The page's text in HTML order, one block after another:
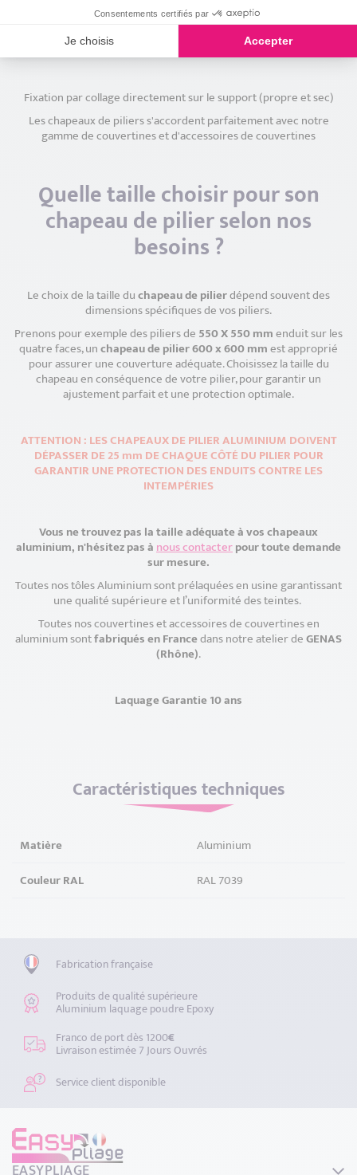
Les chapeaux de pilier Aluminium Easypliage sont disponibles en
1,5 mm d'épaisseur. Les retombées de chapeaux sont de 40 mm
(identique aux couvertines).
Fixation par collage directement sur le support (propre et sec)
Les chapeaux de piliers s'accordent parfaitement avec notre
gamme de couvertines et d'accessoires de couvertines
Quelle taille choisir pour son
chapeau de pilier selon nos
besoins ?
Le choix de la taille duchapeau de pilierdépend souvent des
dimensions spécifiques de vos piliers.
Prenons pour exemple des piliers de 550 X 550 mmenduit sur les
quatre faces, unchapeau de pilier 600 x 600 mmest approprié
pour assurer une couverture adéquate. Choisissez la taille du
chapeau en conséquence de votre pilier, pour garantir un
ajustement parfait et une protection optimale.
ATTENTION : LES CHAPEAUX DE PILIER ALUMINIUM DOIVENT
DÉPASSER DE 25 mm DE CHAQUE CÔTÉ DU PILIER POUR
GARANTIR UNE PROTECTION DES ENDUITS CONTRE LES
INTEMPÉRIES
Vous ne trouvez pas la taille adéquate à vos chapeaux
aluminium, n'hésitez pas ànous contacterpour toute demande
sur mesure.
Toutes nos tôles Aluminium sont prélaquées en usine garantissant
une qualité supérieure et l’uniformité des teintes.
Toutes nos couvertines et accessoires de couvertines en
aluminium sontfabriqués en Francedans notre atelier deGENAS
(Rhône).
Laquage Garantie 10 ans
Caractéristiques techniques
Matière
Aluminium
Couleur RAL
RAL 7039
Fabrication française
Produits de qualité supérieure
Aluminium laquage poudre Epoxy
Franco de port dès 1200€
Livraison estimée 7 Jours Ouvrés
Service client disponible
Consentements certifiés par
Je choisis Accepter